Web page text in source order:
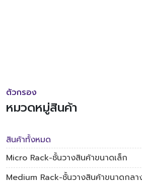
ตัวกรอง
หมวดหมู่สินค้า
สินค้าทั้งหมด
Micro Rack-ชั้นวางสินค้าขนาดเล็ก
Medium Rack-ชั้นวางสินค้าขนาดกลา